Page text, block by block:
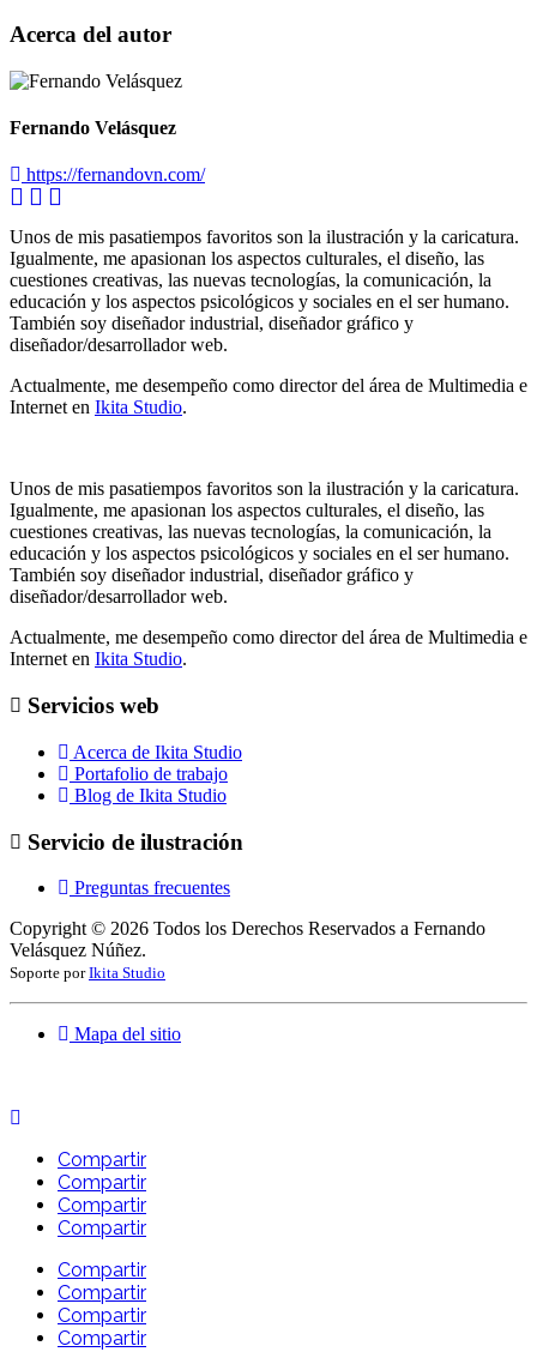
Acerca del autor
Fernando Velásquez
https://fernandovn.com/
Unos de mis pasatiempos favoritos son la ilustración y la caricatura.
Igualmente, me apasionan los aspectos culturales, el diseño, las
cuestiones creativas, las nuevas tecnologías, la comunicación, la
educación y los aspectos psicológicos y sociales en el ser humano.
También soy diseñador industrial, diseñador gráfico y
diseñador/desarrollador web.
Actualmente, me desempeño como director del área de Multimedia e
Internet en Ikita Studio.
Unos de mis pasatiempos favoritos son la ilustración y la caricatura.
Igualmente, me apasionan los aspectos culturales, el diseño, las
cuestiones creativas, las nuevas tecnologías, la comunicación, la
educación y los aspectos psicológicos y sociales en el ser humano.
También soy diseñador industrial, diseñador gráfico y
diseñador/desarrollador web.
Actualmente, me desempeño como director del área de Multimedia e
Internet en Ikita Studio.
Servicios web
Acerca de Ikita Studio
Portafolio de trabajo
Blog de Ikita Studio
Servicio de ilustración
Preguntas frecuentes
Copyright © 2026 Todos los Derechos Reservados a Fernando
Velásquez Núñez.
Soporte porIkita Studio
Mapa del sitio
Compartir
Compartir
Compartir
Compartir
Compartir
Compartir
Compartir
Compartir